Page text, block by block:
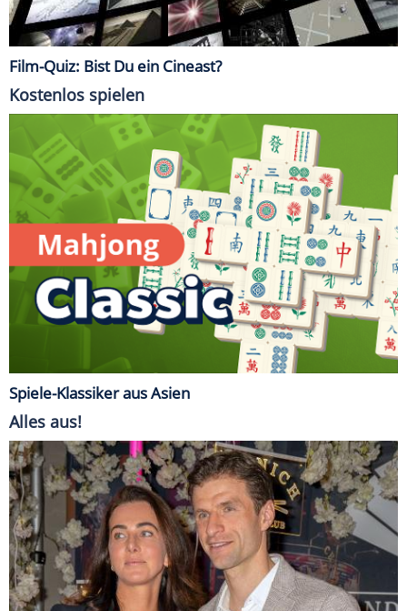
Film-Quiz: Bist Du ein Cineast?
Kostenlos spielen
Spiele-Klassiker aus Asien
Alles aus!